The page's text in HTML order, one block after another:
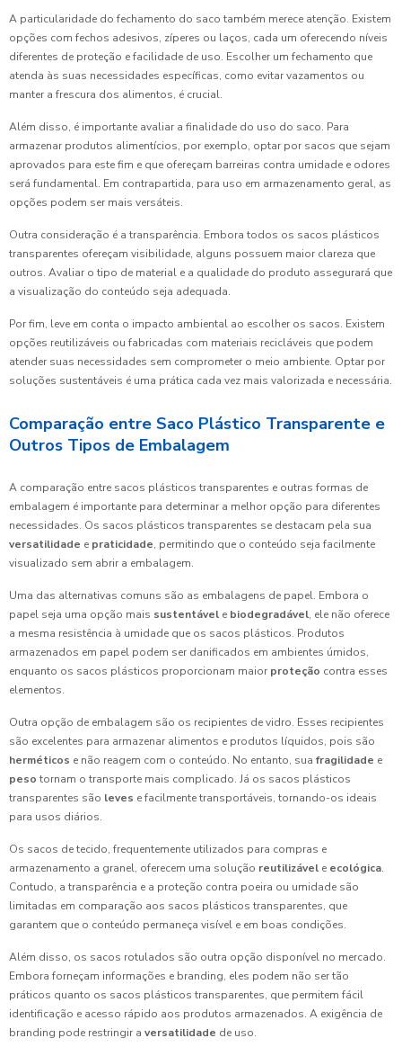
A particularidade do fechamento do saco também merece atenção. Existem
opções com fechos adesivos, zíperes ou laços, cada um oferecendo níveis
diferentes de proteção e facilidade de uso. Escolher um fechamento que
atenda às suas necessidades específicas, como evitar vazamentos ou
manter a frescura dos alimentos, é crucial.
Além disso, é importante avaliar a finalidade do uso do saco. Para
armazenar produtos alimentícios, por exemplo, optar por sacos que sejam
aprovados para este fim e que ofereçam barreiras contra umidade e odores
será fundamental. Em contrapartida, para uso em armazenamento geral, as
opções podem ser mais versáteis.
Outra consideração é a transparência. Embora todos os sacos plásticos
transparentes ofereçam visibilidade, alguns possuem maior clareza que
outros. Avaliar o tipo de material e a qualidade do produto assegurará que
a visualização do conteúdo seja adequada.
Por fim, leve em conta o impacto ambiental ao escolher os sacos. Existem
opções reutilizáveis ou fabricadas com materiais recicláveis que podem
atender suas necessidades sem comprometer o meio ambiente. Optar por
soluções sustentáveis é uma prática cada vez mais valorizada e necessária.
Comparação entre Saco Plástico Transparente e
Outros Tipos de Embalagem
A comparação entre sacos plásticos transparentes e outras formas de
embalagem é importante para determinar a melhor opção para diferentes
necessidades. Os sacos plásticos transparentes se destacam pela sua
versatilidade e praticidade, permitindo que o conteúdo seja facilmente
visualizado sem abrir a embalagem.
Uma das alternativas comuns são as embalagens de papel. Embora o
papel seja uma opção mais sustentável e biodegradável, ele não oferece
a mesma resistência à umidade que os sacos plásticos. Produtos
armazenados em papel podem ser danificados em ambientes úmidos,
enquanto os sacos plásticos proporcionam maior proteção contra esses
elementos.
Outra opção de embalagem são os recipientes de vidro. Esses recipientes
são excelentes para armazenar alimentos e produtos líquidos, pois são
herméticos e não reagem com o conteúdo. No entanto, sua fragilidade e
peso tornam o transporte mais complicado. Já os sacos plásticos
transparentes são leves e facilmente transportáveis, tornando-os ideais
para usos diários.
Os sacos de tecido, frequentemente utilizados para compras e
armazenamento a granel, oferecem uma solução reutilizável e ecológica.
Contudo, a transparência e a proteção contra poeira ou umidade são
limitadas em comparação aos sacos plásticos transparentes, que
garantem que o conteúdo permaneça visível e em boas condições.
Além disso, os sacos rotulados são outra opção disponível no mercado.
Embora forneçam informações e branding, eles podem não ser tão
práticos quanto os sacos plásticos transparentes, que permitem fácil
identificação e acesso rápido aos produtos armazenados. A exigência de
branding pode restringir a versatilidade de uso.